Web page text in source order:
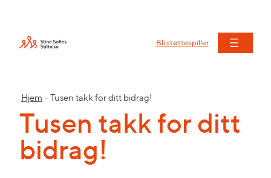
Bli støttespiller
Hjem –Tusen takk for ditt bidrag!
Tusen takk for ditt
bidrag!